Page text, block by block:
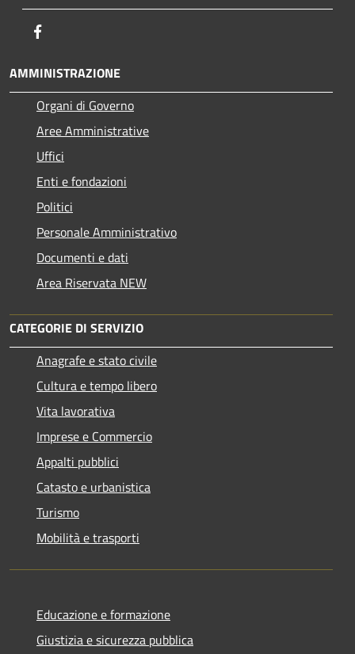
AMMINISTRAZIONE
Organi di Governo
Aree Amministrative
Uffici
Enti e fondazioni
Politici
Personale Amministrativo
Documenti e dati
Area Riservata NEW
CATEGORIE DI SERVIZIO
Anagrafe e stato civile
Cultura e tempo libero
Vita lavorativa
Imprese e Commercio
Appalti pubblici
Catasto e urbanistica
Turismo
Mobilità e trasporti
Educazione e formazione
Giustizia e sicurezza pubblica